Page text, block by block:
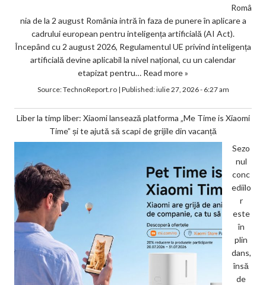
Româ
nia de la 2 august România intră în faza de punere în aplicare a
cadrului european pentru inteligența artificială (AI Act).
Începând cu 2 august 2026, Regulamentul UE privind inteligența
artificială devine aplicabil la nivel național, cu un calendar
etapizat pentru… Read more »
Source:TechnoReport.ro| Published:iulie 27, 2026 - 6:27 am
Liber la timp liber: Xiaomi lansează platforma „Me Time is Xiaomi
Time” și te ajută să scapi de grijile din vacanță
Sezo
nul
conc
ediilo
r
este
în
plin
dans,
însă
de